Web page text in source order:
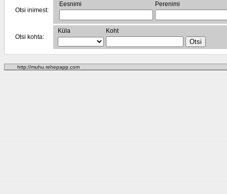
Otsi inimest:
Eesnimi Perenimi
Otsi kohta:
Küla Koht
http://muhu.rehepapp.com